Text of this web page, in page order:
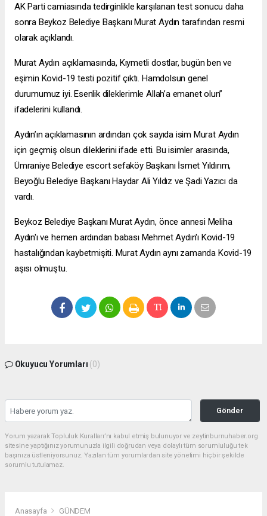
AK Parti camiasında tedirginlikle karşılanan test sonucu daha
sonra Beykoz Belediye Başkanı Murat Aydın tarafından resmi
olarak açıklandı.
Murat Aydın açıklamasında, Kıymetli dostlar, bugün ben ve
eşimin Kovid-19 testi pozitif çıktı. Hamdolsun genel
durumumuz iyi. Esenlik dileklerimle Allah’a emanet olun”
ifadelerini kullandı.
Aydın’ın açıklamasının ardından çok sayıda isim Murat Aydın
için geçmiş olsun dileklerini ifade etti. Bu isimler arasında,
Ümraniye Belediye escort sefaköyBaşkanı İsmet Yıldırım,
Beyoğlu Belediye Başkanı Haydar Ali Yıldız ve Şadi Yazıcı da
vardı.
Beykoz Belediye Başkanı Murat Aydın, önce annesi Meliha
Aydın'ı ve hemen ardından babası Mehmet Aydın'ı Kovid-19
hastalığından kaybetmişiti. Murat Aydın aynı zamanda Kovid-19
aşısı olmuştu.
Okuyucu Yorumları (0)
Gönder
Yorum yazarak Topluluk Kuralları’nı kabul etmiş bulunuyor ve zeytinburnuhaber.org
sitesine yaptığınız yorumunuzla ilgili doğrudan veya dolaylı tüm sorumluluğu tek
başınıza üstleniyorsunuz. Yazılan tüm yorumlardan site yönetimi hiçbir şekilde
sorumlu tutulamaz.
Anasayfa GÜNDEM